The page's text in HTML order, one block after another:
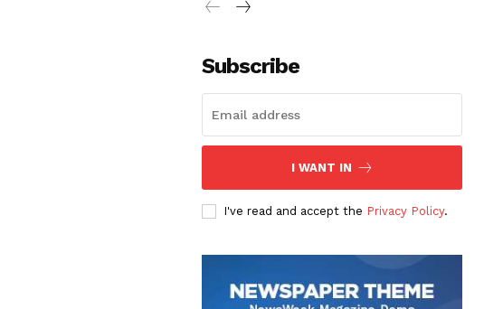
Subscribe
I WANT IN
I've read and accept the Privacy Policy.